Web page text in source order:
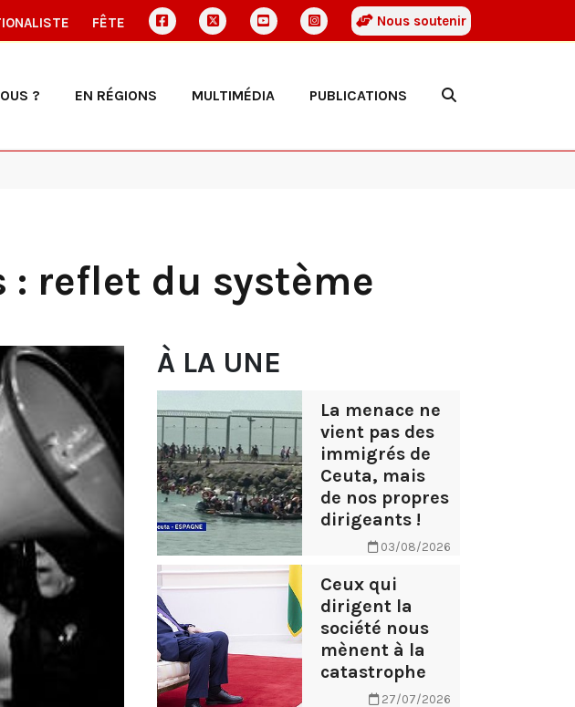
FÊTE Nous soutenir
? EN RÉGIONS MULTIMÉDIA PUBLICATIONS
: reflet du système
À LA UNE
La menace ne
vient pas des
immigrés de
Ceuta, mais
de nos propres
dirigeants !
03/08/2026
Ceux qui
dirigent la
société nous
mènent à la
catastrophe
27/07/2026